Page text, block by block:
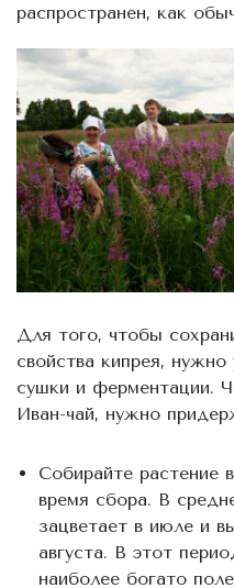
распространен, как
Для того, чтобы
свойства кипрея, нужно
сушки и ферментации.
Иван-чай, нужно
Собирайте растение
время сбора. В
зацветает в июле и
августа. В этот
наиболее богато